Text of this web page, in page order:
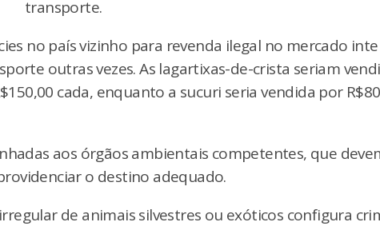
transporte.
no país vizinho para revenda ilegal no mercado
outras vezes. As lagartixas-de-crista seriam
cada, enquanto a sucuri seria vendida por
aos órgãos ambientais competentes, que
o destino adequado.
de animais silvestres ou exóticos configura